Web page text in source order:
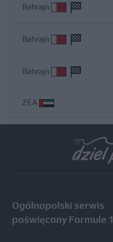
Bahrajn
Bahrajn
Bahrajn
ZEA
Ogólnopolski serwis
poświęcony Formule 1